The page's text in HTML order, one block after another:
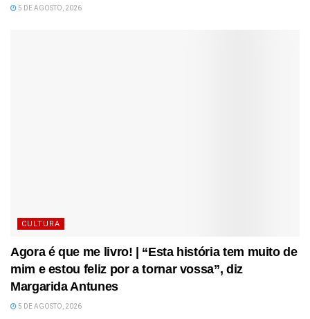
5 DE AGOSTO, 2026
CULTURA
Agora é que me livro! | “Esta história tem muito de
mim e estou feliz por a tornar vossa”, diz
Margarida Antunes
5 DE AGOSTO, 2026